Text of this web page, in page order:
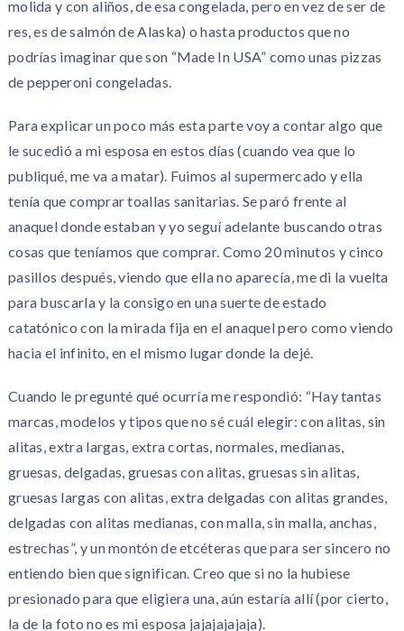
molida y con aliños, de esa congelada, pero en vez de ser de
res, es de salmón de Alaska) o hasta productos que no
podrías imaginar que son “Made In USA” como unas pizzas
de pepperoni congeladas.
Para explicar un poco más esta parte voy a contar algo que
le sucedió a mi esposa en estos días (cuando vea que lo
publiqué, me va a matar). Fuimos al supermercado y ella
tenía que comprar toallas sanitarias. Se paró frente al
anaquel donde estaban y yo seguí adelante buscando otras
cosas que teníamos que comprar. Como 20 minutos y cinco
pasillos después, viendo que ella no aparecía, me di la vuelta
para buscarla y la consigo en una suerte de estado
catatónico con la mirada fija en el anaquel pero como viendo
hacia el infinito, en el mismo lugar donde la dejé.
Cuando le pregunté qué ocurría me respondió: “Hay tantas
marcas, modelos y tipos que no sé cuál elegir: con alitas, sin
alitas, extra largas, extra cortas, normales, medianas,
gruesas, delgadas, gruesas con alitas, gruesas sin alitas,
gruesas largas con alitas, extra delgadas con alitas grandes,
delgadas con alitas medianas, con malla, sin malla, anchas,
estrechas”, y un montón de etcéteras que para ser sincero no
entiendo bien que significan. Creo que si no la hubiese
presionado para que eligiera una, aún estaría allí (por cierto,
la de la foto no es mi esposa jajajajajaja).